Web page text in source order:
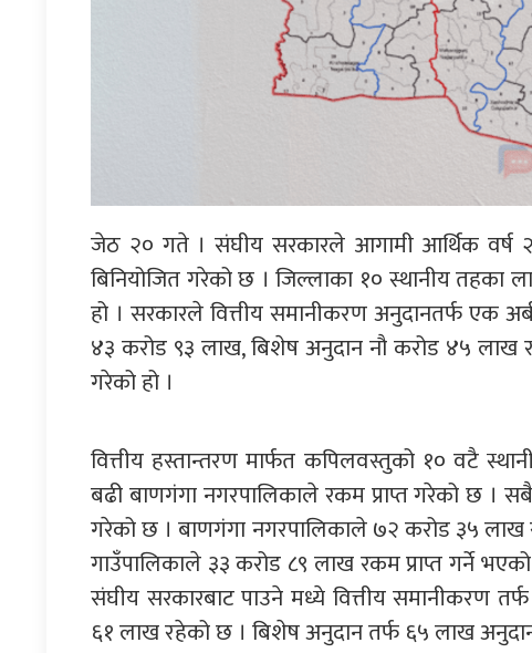
जेठ २० गते । संघीय सरकारले आगामी आर्थिक वर्ष
बिनियोजित गरेको छ । जिल्लाका १० स्थानीय तहका
हो । सरकारले वित्तीय समानीकरण अनुदानतर्फ एक
४३ करोड ९३ लाख, बिशेष अनुदान नौ करोड ४५
गरेको हो ।
वित्तीय हस्तान्तरण मार्फत कपिलवस्तुको १० वटै
बढी बाणगंगा नगरपालिकाले रकम प्राप्त गरेको छ ।
गरेको छ । बाणगंगा नगरपालिकाले ७२ करोड ३५ लाख
गाउँपालिकाले ३३ करोड ८९ लाख रकम प्राप्त गर्ने
संघीय सरकारबाट पाउने मध्ये वित्तीय समानीकरण
६१ लाख रहेको छ । बिशेष अनुदान तर्फ ६५ लाख